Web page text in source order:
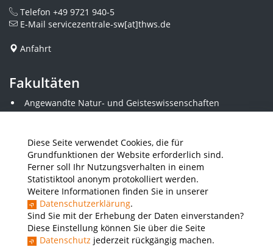
Diese Seite verwendet Cookies, die für
Grundfunktionen der Website erforderlich sind.
Ferner soll Ihr Nutzungsverhalten in einem
Statistiktool anonym protokolliert werden.
Weitere Informationen finden Sie in unserer
Datenschutzerklärung.
Sind Sie mit der Erhebung der Daten einverstanden?
Diese Einstellung können Sie über die Seite
Datenschutz jederzeit rückgängig machen.
Telefon +49 9721 940-5
E-Mail servicezentrale-sw[at]thws.de
Anfahrt
Fakultäten
Angewandte Natur- und Geisteswissenschaften
Angewandte Sozialwissenschaften
Elektrotechnik
Gestaltung
Informatik und Wirtschaftsinformatik
Kunststofftechnik und Vermessung
Maschinenbau
THWS Business School
Wirtschaftsingenieurwesen